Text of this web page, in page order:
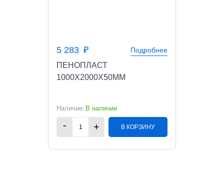
5 283 Подробнее
ПЕНОПЛАСТ
1000X2000X50ММ
В наличии
В КОРЗИНУ